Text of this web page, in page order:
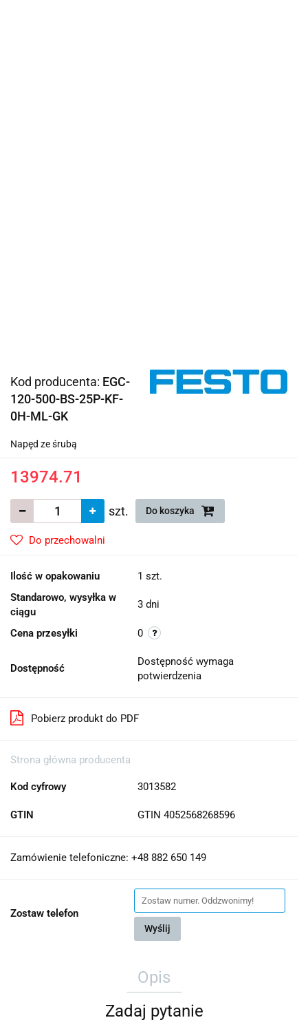
Kod producenta: EGC-
120-500-BS-25P-KF-
0H-ML-GK
Napęd ze śrubą
13974.71
szt. Do koszyka
Do przechowalni
Ilość w opakowaniu
1 szt.
Standarowo, wysyłka w
ciągu
3 dni
Cena przesyłki 0
Dostępność
Dostępność wymaga
potwierdzenia
Pobierz produkt do PDF
Strona główna producenta
Kod cyfrowy 3013582
GTIN GTIN 4052568268596
Zamówienie telefoniczne: +48 882 650 149
Zostaw telefon
Wyślij
Opis
Zadaj pytanie